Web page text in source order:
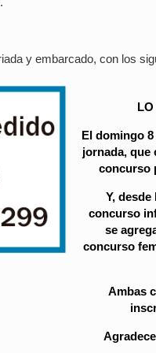
y embarcado, con los
El domingo
jornada, que
concurso
Y, desde
concurso
se
concurso
Ambas